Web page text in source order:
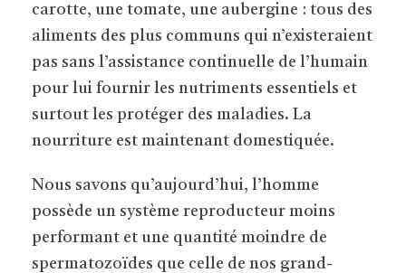
carotte, une tomate, une aubergine : tous des
aliments des plus communs qui n’existeraient
pas sans l’assistance continuelle de l’humain
pour lui fournir les nutriments essentiels et
surtout les protéger des maladies. La
nourriture est maintenant domestiquée.
Nous savons qu’aujourd’hui, l’homme
possède un système reproducteur moins
performant et une quantité moindre de
spermatozoïdes que celle de nos grand-